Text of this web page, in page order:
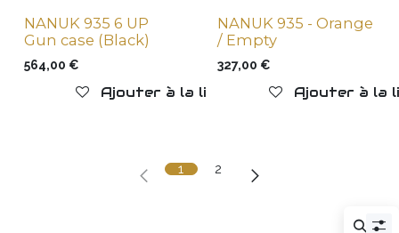
NANUK 935 6 UP
Gun case (Black)
564,00 €
Ajouter à la liste de souhaits
NANUK 935 - Orange
/ Empty
327,00 €
Ajouter à la
1 2